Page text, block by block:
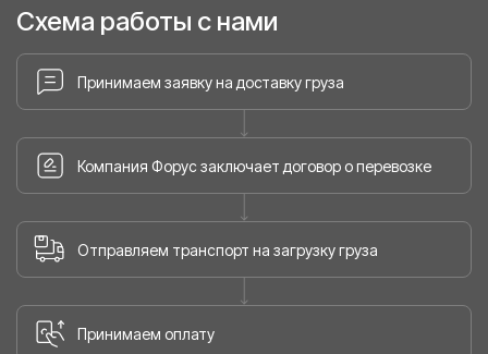
Схема работы с нами
Принимаем заявку на доставку груза
Компания Форус заключает договор о перевозке
Отправляем транспорт на загрузку груза
Принимаем оплату